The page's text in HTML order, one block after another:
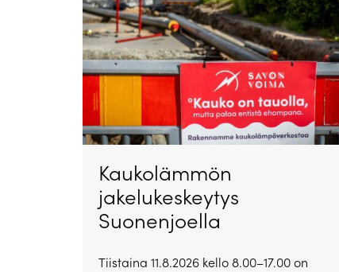
Kaukolämmön
jakelukeskeytys
Suonenjoella
Tiistaina 11.8.2026 kello 8.00–17.00 on